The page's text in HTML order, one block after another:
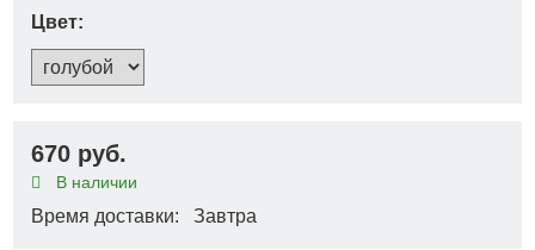
Цвет:
670 руб.
В наличии
Время доставки: Завтра